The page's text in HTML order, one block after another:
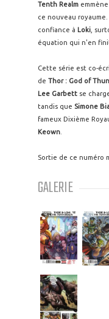
Tenth Realm
ce nouveau
confiance à Loki ,
équation qui n'en
Cette série est co-
de Thor : God of
Lee Garbett se
tandis que Simone
fameux Dixième
Keown
Sortie de ce numéro
GALERIE